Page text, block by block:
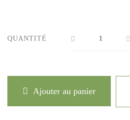
QUANTITÉ
Ajouter au panier